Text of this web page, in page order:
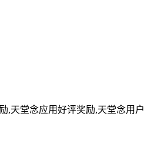
,天堂念应用好评奖励,天堂念用